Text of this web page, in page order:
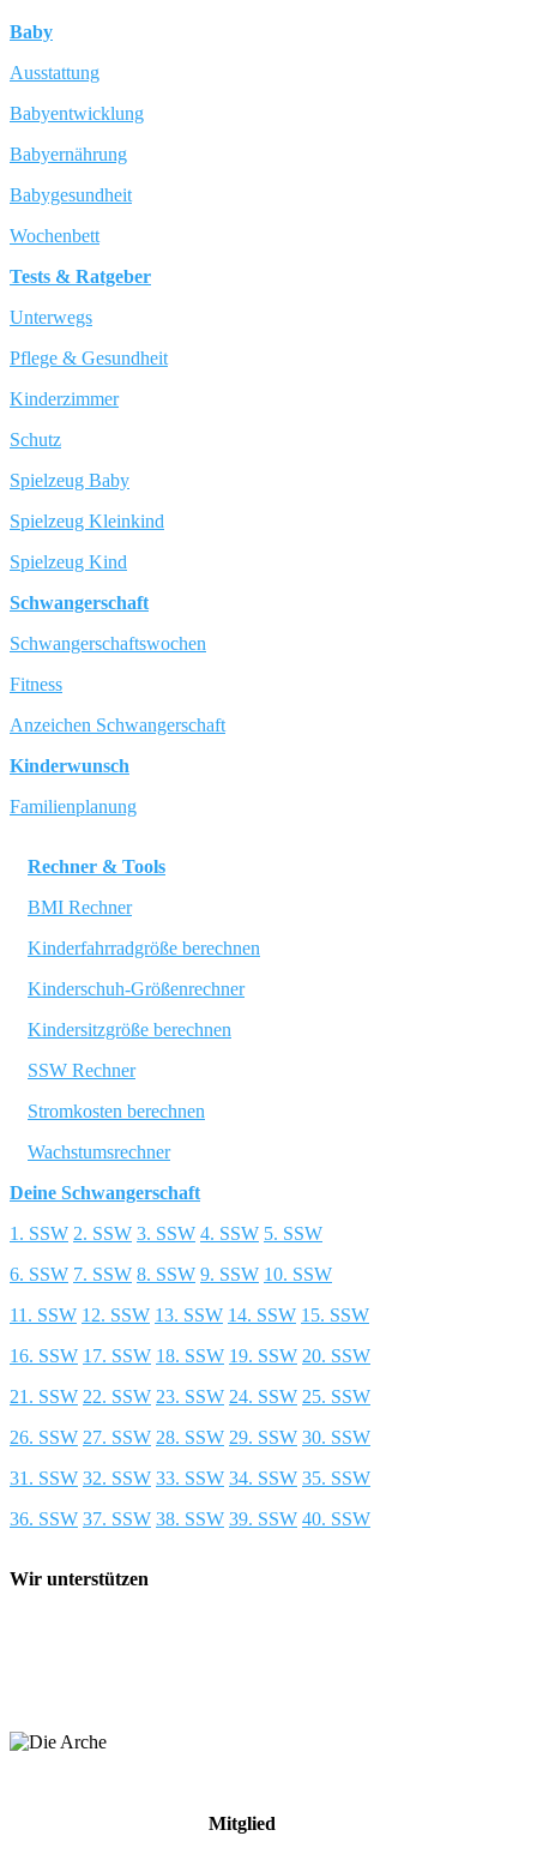
Baby
Ausstattung
Babyentwicklung
Babyernährung
Babygesundheit
Wochenbett
Tests & Ratgeber
Unterwegs
Pflege & Gesundheit
Kinderzimmer
Schutz
Spielzeug Baby
Spielzeug Kleinkind
Spielzeug Kind
Schwangerschaft
Schwangerschaftswochen
Fitness
Anzeichen Schwangerschaft
Kinderwunsch
Familienplanung
Rechner & Tools
BMI Rechner
Kinderfahrradgröße berechnen
Kinderschuh-Größenrechner
Kindersitzgröße berechnen
SSW Rechner
Stromkosten berechnen
Wachstumsrechner
Deine Schwangerschaft
1. SSW 2. SSW 3. SSW 4. SSW 5. SSW
6. SSW 7. SSW 8. SSW 9. SSW 10. SSW
11. SSW 12. SSW 13. SSW 14. SSW 15. SSW
16. SSW 17. SSW 18. SSW 19. SSW 20. SSW
21. SSW 22. SSW 23. SSW 24. SSW 25. SSW
26. SSW 27. SSW 28. SSW 29. SSW 30. SSW
31. SSW 32. SSW 33. SSW 34. SSW 35. SSW
36. SSW 37. SSW 38. SSW 39. SSW 40. SSW
Wir unterstützen
Mitglied